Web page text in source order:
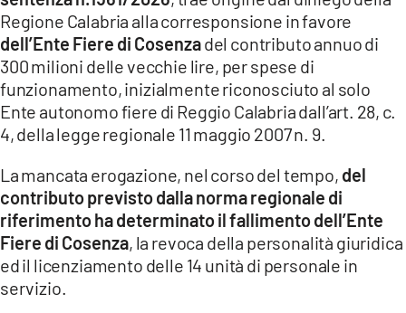
Regione Calabria alla corresponsione in favore
dell’Ente Fiere di Cosenzadel contributo annuo di
300 milioni delle vecchie lire, per spese di
funzionamento, inizialmente riconosciuto al solo
Ente autonomo fiere di Reggio Calabria dall’art. 28, c.
4, della legge regionale 11 maggio 2007 n. 9.
La mancata erogazione, nel corso del tempo, del
contributo previsto dalla norma regionale di
riferimento ha determinato il fallimento dell’Ente
Fiere di Cosenza, la revoca della personalità giuridica
ed il licenziamento delle 14 unità di personale in
servizio.